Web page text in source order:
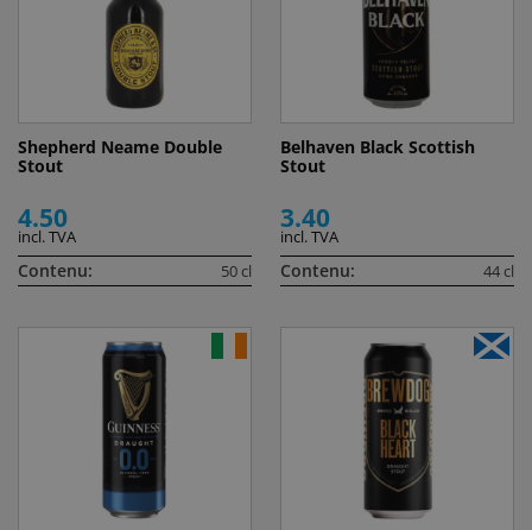
Shepherd Neame Double
Stout
4.50
incl. TVA
Contenu: 50 cl
Belhaven Black Scottish
Stout
3.40
incl. TVA
Contenu: 44 cl